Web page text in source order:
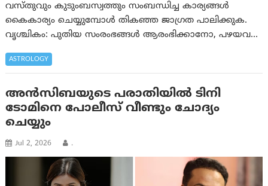
വസ്‌തുവും കുടുംബസ്വത്തും സംബന്ധിച്ച കാര്യങ്ങൾ
കൈകാര്യം ചെയ്യുമ്പോള്‍ തികഞ്ഞ ജാഗ്രത പാലിക്കുക.
വൃശ്ചികം: പുതിയ സംരംഭങ്ങള്‍ ആരംഭിക്കാനോ, പഴയവ…
ASTROLOGY
അൻസിബയുടെ പരാതിയിൽ ടിനി
ടോമിനെ പോലീസ് വീണ്ടും ചോദ്യം
ചെയ്യും
Jul 2, 2026 .